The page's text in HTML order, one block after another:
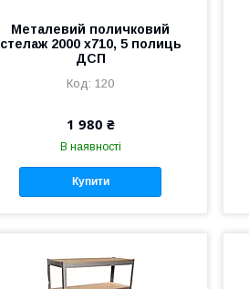
Металевий поличковий
стелаж 2000 x710, 5 полиць
ДСП
120
1 980 ₴
В наявності
Купити